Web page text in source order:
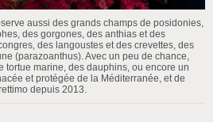
aussi des grands champs de posidonies,
des gorgones, des anthias et des
des langoustes et des crevettes, des
(parazoanthus). Avec un peu de chance,
tortue marine, des dauphins, ou encore un
et protégée de la Méditerranée, et de
depuis 2013.